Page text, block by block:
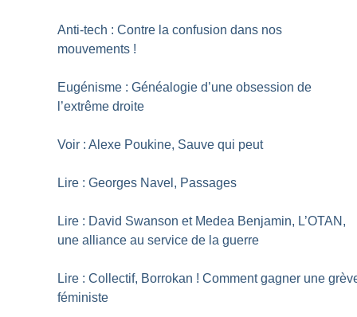
Anti-tech : Contre la confusion dans nos
mouvements !
Eugénisme : Généalogie d’une obsession de
l’extrême droite
Voir : Alexe Poukine, Sauve qui peut
Lire : Georges Navel, Passages
Lire : David Swanson et Medea Benjamin, L’OTAN,
une alliance au service de la guerre
Lire : Collectif, Borrokan ! Comment gagner une
féministe